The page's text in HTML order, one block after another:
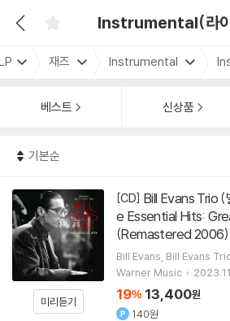
Instrumental(라
재즈 Instrumental
베스트 신상품
기본순
미리듣기
[CD]
e Essential Hits:
(Remastered 2006)
Bill Evans Bill Evans
o연주
Warner Music
19% 13,400원
140원